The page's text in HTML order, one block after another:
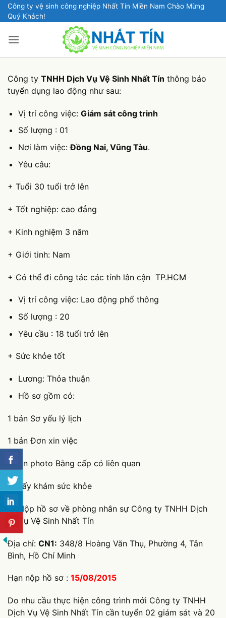
Bỏ
qua
dung
Công ty vệ sinh công nghiệp Nhất Tín Miền Nam Chào Mừng
Quý Khách!
Công ty TNHH Dịch Vụ Vệ Sinh Nhất Tín thông báo
tuyển dụng lao động như sau:
Vị trí công việc: Giám sát công trinh
Số lượng : 01
Nơi làm việc:Đồng Nai, Vũng Tàu.
Yêu câu:
+ Tuổi 30 tuổi trở lên
+ Tốt nghiệp: cao đẳng
+ Kinh nghiệm 3 năm
+ Giới tinh: Nam
+ Có thể đi công tác các tỉnh lân cận TP.HCM
Vị trí công việc: Lao động phổ thông
Số lượng : 20
Yêu cầu : 18 tuổi trở lên
+ Sức khỏe tốt
Lương: Thỏa thuận
Hồ sơ gồm có:
1 bản Sơ yếu lý lịch
1 bản Đơn xin việc
1 bản photo Bằng cấp có liên quan
1 Giấy khám sức khỏe
Nộp hồ sơ về phòng nhân sự Công ty TNHH Dịch
Vụ Vệ Sinh Nhất Tín
Địa chỉ: CN1: 348/8 Hoàng Văn Thụ, Phường 4, Tân
Bình, Hồ Chí Minh
Hạn nộp hồ sơ : 15/08/2015
Do nhu cầu thực hiện công trình mới Công ty TNHH
Dịch Vụ Vệ Sinh Nhất Tín cần tuyển 02 giám sát và 20